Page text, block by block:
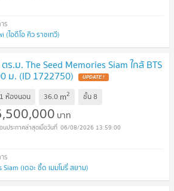
(ไอดีโอ คิว ราชเทวี)
.ม. The Seed Memories Siam ใกล้ BTS
ม. (ID 1722750) UPDATE !
1 ห้องนอน 36.0 m2 ชั้น8
บาท
06/08/2026 13:59:00
(เดอะ ซี้ด เมมโมรี่ สยาม)